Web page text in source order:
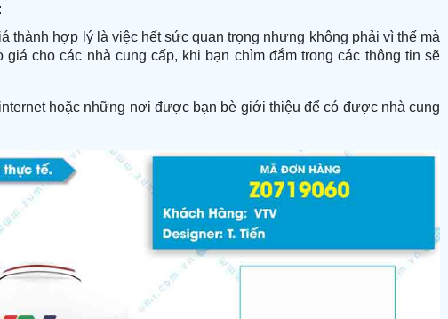
thành hợp lý là việc hết sức quan trọng nhưng không phải vì thế mà
cho các nhà cung cấp, khi bạn chìm đắm trong các thông tin sẽ
hoặc những nơi được bạn bè giới thiệu để có được nhà cung